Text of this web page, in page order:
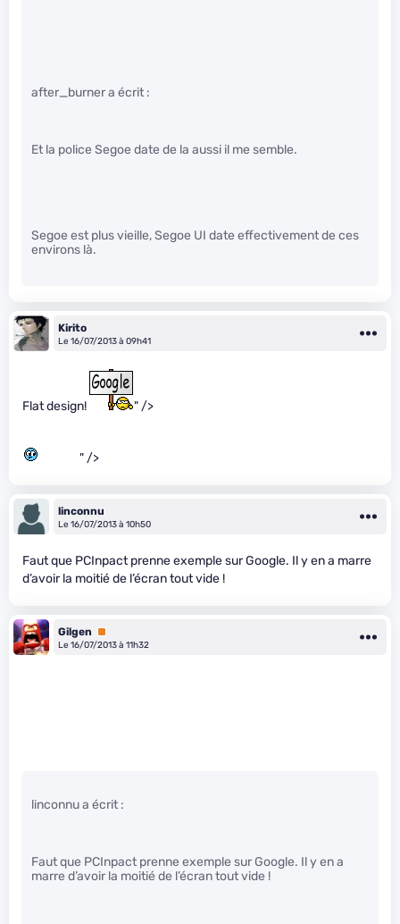
after_burner a écrit :
Et la police Segoe date de la aussi il me semble.
Segoe est plus vieille, Segoe UI date effectivement de ces
environs là.
Kirito
Le 16/07/2013 à 09h41
Flat design! " />
" />
linconnu
Le 16/07/2013 à 10h50
Faut que PCInpact prenne exemple sur Google. Il y en a marre
d’avoir la moitié de l’écran tout vide !
Gilgen
Premium
Le 16/07/2013 à 11h32
linconnu a écrit :
Faut que PCInpact prenne exemple sur Google. Il y en a
marre d’avoir la moitié de l’écran tout vide !